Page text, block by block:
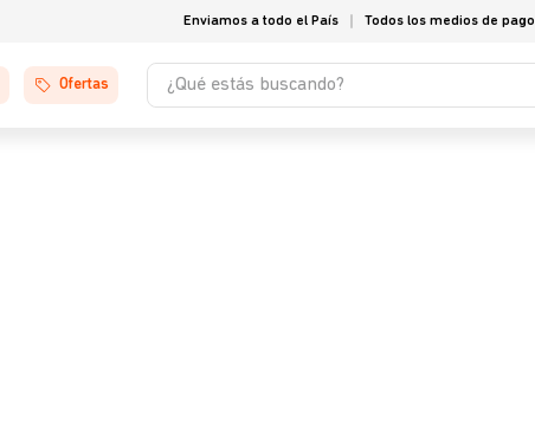
Enviamos a todo el País Todos los medios de pago
Ofertas
¿Qué estás buscando?